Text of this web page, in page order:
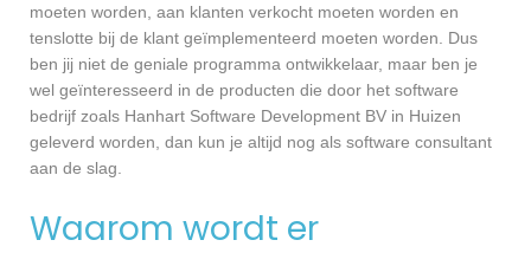
moeten worden, aan klanten verkocht moeten worden en
tenslotte bij de klant geïmplementeerd moeten worden. Dus
ben jij niet de geniale programma ontwikkelaar, maar ben je
wel geïnteresseerd in de producten die door het software
bedrijf zoals Hanhart Software Development BV in Huizen
geleverd worden, dan kun je altijd nog als software consultant
aan de slag.
Waarom wordt er